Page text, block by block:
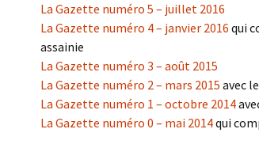
La Gazette numéro 5 – juillet 2016
La Gazette numéro 4 – janvier 2016 qui
assainie
La Gazette numéro 3 – août 2015
La Gazette numéro 2 – mars 2015 avec
La Gazette numéro 1 – octobre 2014
La Gazette numéro 0 – mai 2014qui